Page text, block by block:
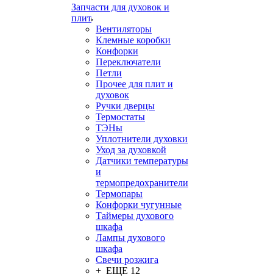
Запчасти для духовок и
плит
Вентиляторы
Клемные коробки
Конфорки
Переключатели
Петли
Прочее для плит и
духовок
Ручки дверцы
Термостаты
ТЭНы
Уплотнители духовки
Уход за духовкой
Датчики температуры
и
термопредохранители
Термопары
Конфорки чугунные
Таймеры духового
шкафа
Лампы духового
шкафа
Свечи розжига
+ ЕЩЕ 12